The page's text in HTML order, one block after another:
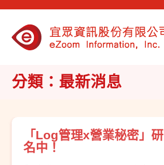
分類：最新消息
「Log管理x營業秘密」
名中！